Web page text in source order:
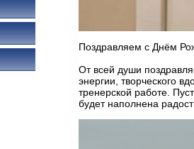
Поздравляем с Днём
От всей души
энергии, творческого
тренерской работе.
будет наполнена